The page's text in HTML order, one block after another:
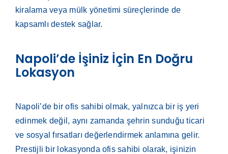
kiralama veya mülk yönetimi süreçlerinde de
kapsamlı destek sağlar.
Napoli’de İşiniz İçin En Doğru
Lokasyon
Napoli’de bir ofis sahibi olmak, yalnızca bir iş yeri
edinmek değil, aynı zamanda şehrin sunduğu ticari
ve sosyal fırsatları değerlendirmek anlamına gelir.
Prestijli bir lokasyonda ofis sahibi olarak, işinizin